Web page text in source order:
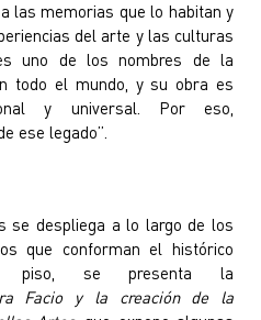
las memorias que lo habitan y
del arte y las culturas
uno de los nombres de la
todo el mundo, y su obra es
y universal. Por eso,
ese legado”.
se despliega a lo largo de los
que conforman el histórico
se presenta la
Facio y la creación de la